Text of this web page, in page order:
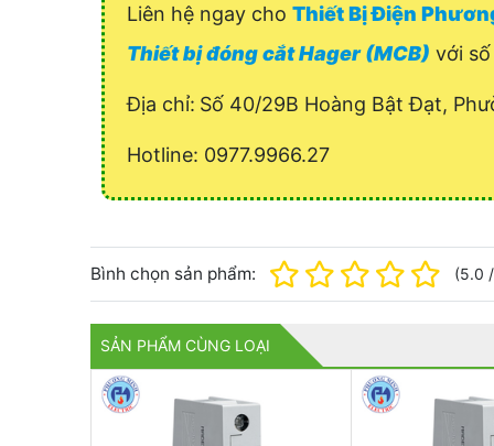
Liên hệ ngay cho Thiết Bị Điện
Thiết bị đóng cắt Hager (MCB) với
Địa chỉ: Số 40/29B Hoàng Bật Đạt,
Hotline: 0977.9966.27
Bình chọn sản phẩm: (5.0 /
SẢN PHẨM CÙNG LOẠI